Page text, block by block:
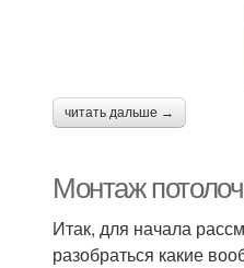
читать дальше →
Монтаж
Итак, для начала
разобраться какие